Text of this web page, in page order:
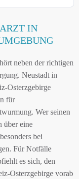
IN
neben der richtigen
Neustadt in
Osterzgebirge
für
Wer seinen
über eine
bei
Für Notfälle
es sich, den
Osterzgebirge vorab